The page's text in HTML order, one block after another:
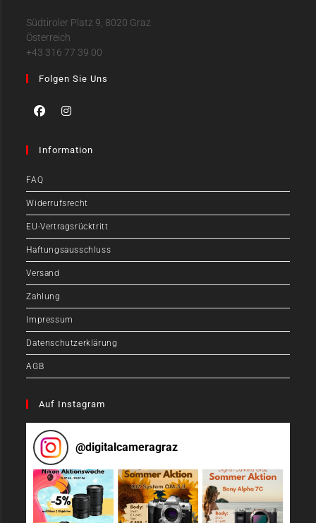
Südtiroler Platz 9, 8020 Graz
Österreich
+43 316 77 39 00
Folgen Sie Uns
Information
FAQ
Widerrufsrecht
EU-Vertragsrücktritt
Haftungsausschluss
Versand
Zahlung
Impressum
Datenschutzerklärung
AGB
Auf Instagram
@digitalcameragraz